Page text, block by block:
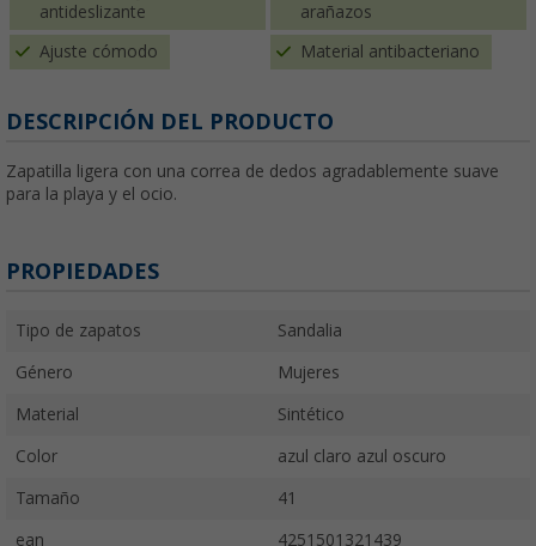
antideslizante
arañazos
Ajuste cómodo Material antibacteriano
DESCRIPCIÓN DEL PRODUCTO
Zapatilla ligera con una correa de dedos agradablemente suave
para la playa y el ocio.
PROPIEDADES
Tipo de zapatos Sandalia
Género Mujeres
Material Sintético
Color azul claro azul oscuro
Tamaño 41
ean 4251501321439